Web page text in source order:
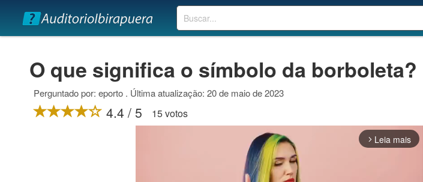
Buscar
O que significa o símbolo da borboleta?
Perguntado por: eporto . Última atualização: 20 de maio de 2023
4.4 / 5 15 votos
arrow_forward_ios Leia mais